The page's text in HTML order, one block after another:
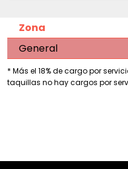
Zona
General
* Más el 18% de cargo por
taquillas no hay cargos por